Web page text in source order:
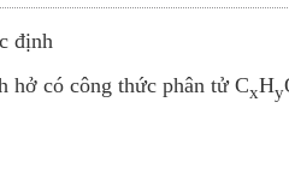
định
hở có công thức phân tử CxHy